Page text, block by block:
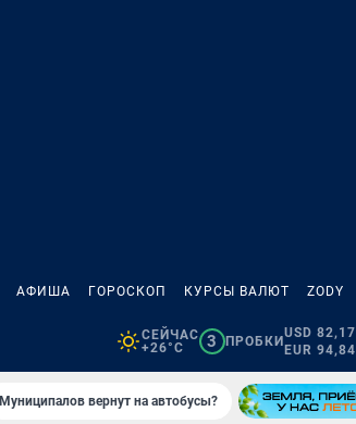
АФИША ГОРОСКОП КУРСЫ ВАЛЮТ ZODY
СЕЙЧАС
+26°C
3 ПРОБКИ
USD 82,17
EUR 94,84
Муниципалов вернут на автобусы?